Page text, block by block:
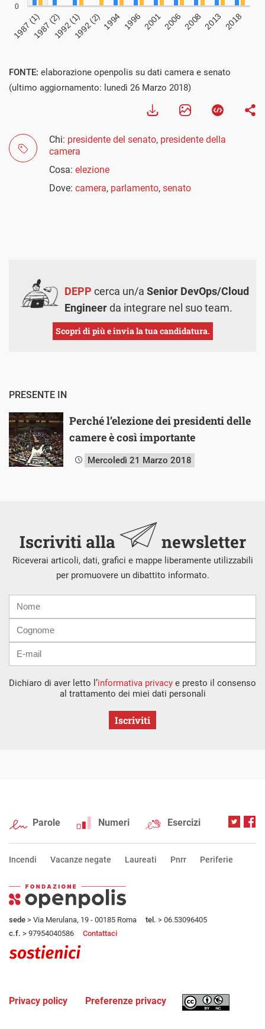
FONTE: elaborazione openpolis su dati camera e senato
(ultimo aggiornamento: lunedì 26 Marzo 2018)
Chi: presidente del senato, presidente della
camera
Cosa: elezione
Dove: camera, parlamento, senato
DEPP cerca un/a Senior DevOps/Cloud
Engineerda integrare nel suo team.
Scopri di più e invia la tua candidatura.
PRESENTE IN
Perché l’elezione dei presidenti delle
camere è così importante
Mercoledì 21 Marzo 2018
Iscriviti alla newsletter
Riceverai articoli, dati, grafici e mappe liberamente utilizzabili
per promuovere un dibattito informato.
mail
Dichiaro di aver letto l’informativa privacy e presto il consenso
al trattamento dei miei dati personali
Iscriviti
Parole Numeri Esercizi
Incendi Vacanze negate Laureati Pnrr Periferie
sede > Via Merulana, 19 - 00185 Roma tel. > 06.53096405
c.f. > 97954040586 Contattaci
Privacy policy Preferenze privacy